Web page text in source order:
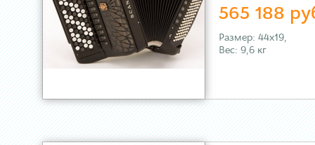
565 188
Размер: 44х19,
Вес: 9,6 кг